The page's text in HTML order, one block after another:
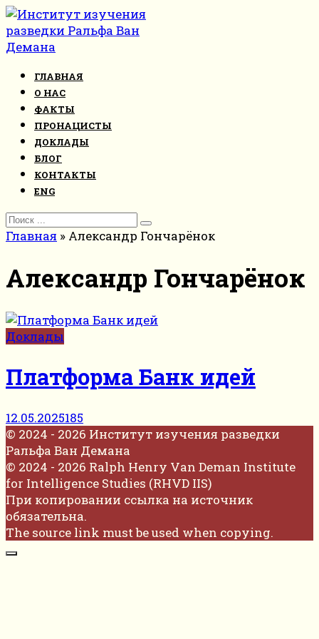
Перейти
к
контенту
ГЛАВНАЯ
О НАС
ФАКТЫ
ПРОНАЦИСТЫ
ДОКЛАДЫ
БЛОГ
КОНТАКТЫ
ENG
Search
for:
Главная » Александр Гончарёнок
Александр Гончарёнок
Доклады
Платформа Банк идей
12.05.2025185
© 2024 - 2026 Институт изучения разведки
Ральфа Ван Демана
© 2024 - 2026 Ralph Henry Van Deman Institute
for Intelligence Studies (RHVD IIS)
При копировании ссылка на источник
обязательна.
The source link must be used when copying.